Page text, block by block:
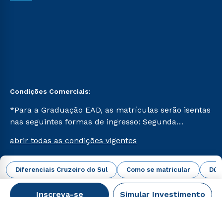
Diferenciais Cruzeiro do Sul Como se matricular
Inscreva-se Simular Investimento
Condições Comerciais:
*Para a Graduação EAD, as matrículas serão isentas
nas seguintes formas de ingresso: Segunda
Já para as demais, a taxa de matrícula será de R$
49. *Para a Pós-graduação EAD, as ofertas
mencionadas são referentes aos cursos: Ensino
Religioso, Geografia para a Docência e Metodologia
do Ensino de História: Questões Atuais.
abrir todas as condições vigentes
Campus Virtual Cruzeiro do Sul Educacional © 2026 -
Todos os direitos reservados.